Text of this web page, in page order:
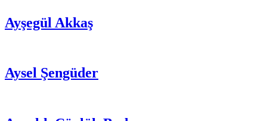
Ayşegül Akkaş
Aysel Şengüder